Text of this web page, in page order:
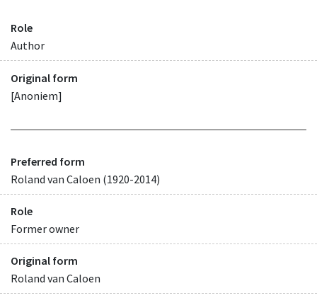
Role
Author
Original form
[Anoniem]
Preferred form
Roland van Caloen (1920-2014)
Role
Former owner
Original form
Roland van Caloen